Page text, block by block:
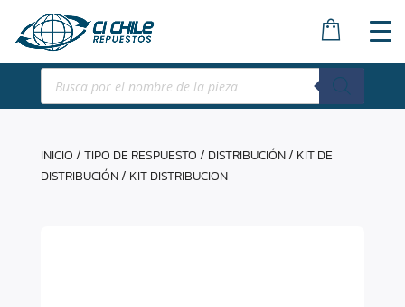
Búsqueda
productos
INICIO/TIPO DE RESPUESTO/ DISTRIBUCIÓN/ KIT DE
DISTRIBUCIÓN/ KIT DISTRIBUCION